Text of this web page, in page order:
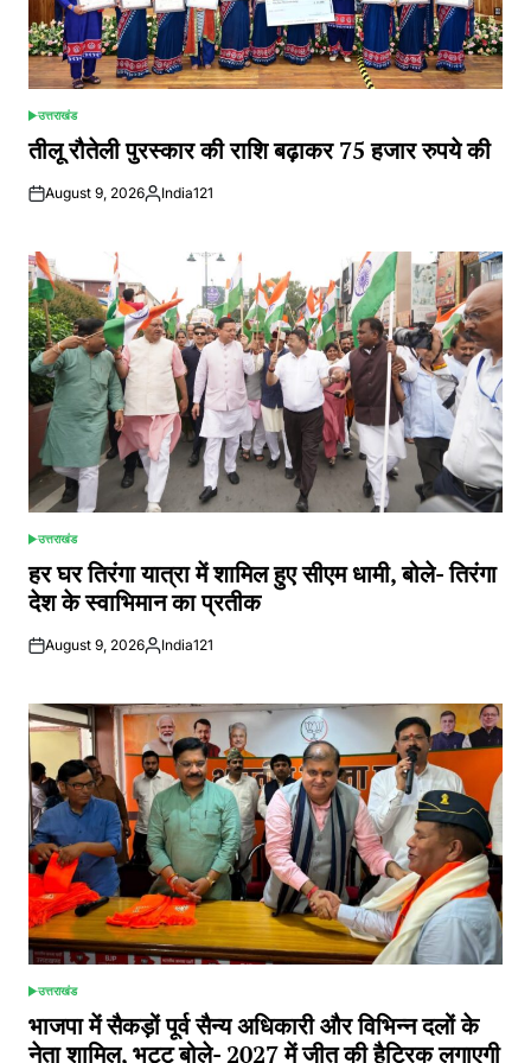
POSTED
IN
उत्तराखंड
तीलू रौतेली पुरस्कार की राशि बढ़ाकर 75 हजार रुपये की
August 9, 2026Posted
India121
POSTED
IN
उत्तराखंड
हर घर तिरंगा यात्रा में शामिल हुए सीएम धामी, बोले- तिरंगा
देश के स्वाभिमान का प्रतीक
August 9, 2026Posted
India121
POSTED
उत्तराखंड
भाजपा में सैकड़ों पूर्व सैन्य अधिकारी और विभिन्न दलों के
नेता शामिल, भट्ट बोले- 2027 में जीत की हैट्रिक लगाएगी